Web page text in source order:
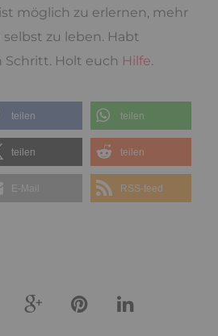
möglich zu erlernen, mehr
zu leben. Habt
Schritt. Holt euch Hilfe.
teilen teilen
teilen teilen
E-Mail RSS-feed